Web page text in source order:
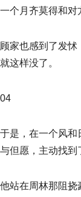
一个月齐莫得和对
顾家也感到了发
就这样没了。
04
于是，在一个风和
与但愿，主动找到
他站在周林那阻挠